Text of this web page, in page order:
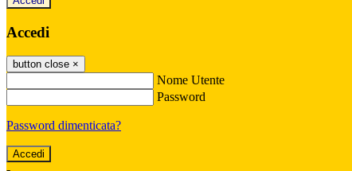
Accedi
button close ×
Nome Utente
Password
Password dimenticata?